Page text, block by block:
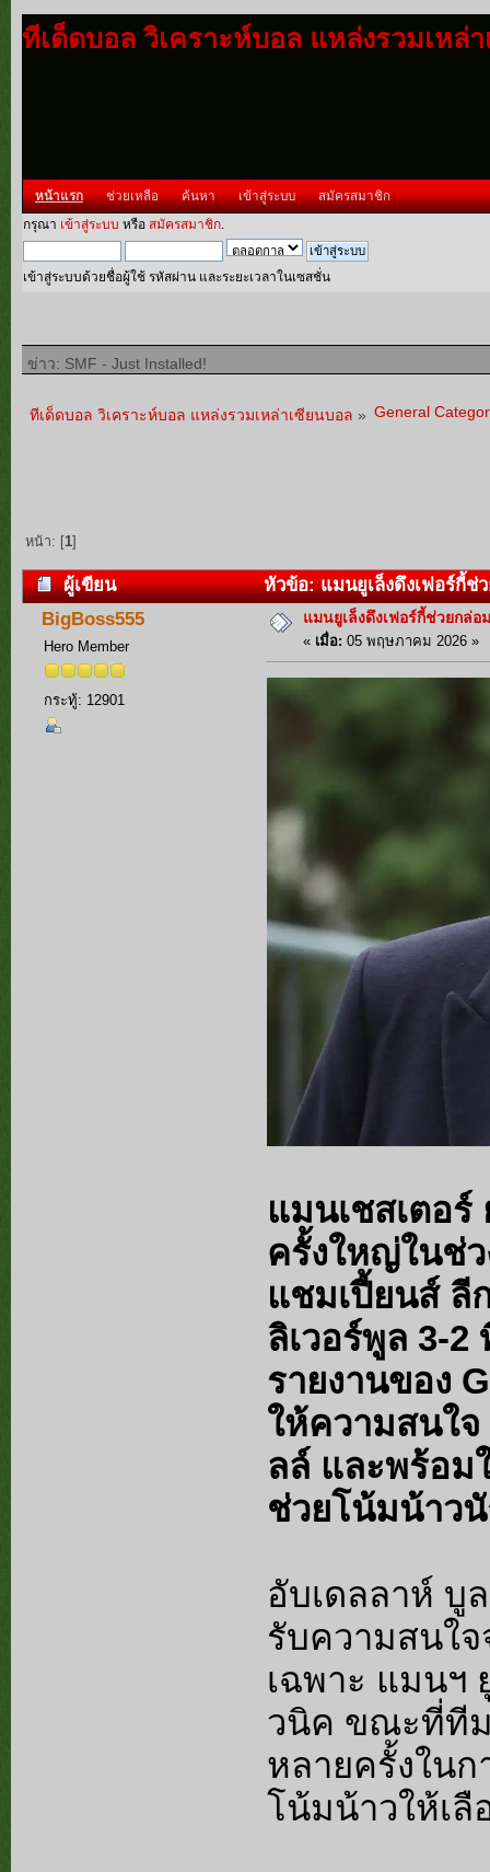
ทีเด็ดบอล วิเคราะห์บอล แหล่งรวมเหล่
หน้าแรก ช่วยเหลือ ค้นหา เข้าสู่ระบบ สมัครสมาชิก
กรุณา เข้าสู่ระบบ หรือ สมัครสมาชิก.
เข้าสู่ระบบด้วยชื่อผู้ใช้ รหัสผ่าน และระยะเวลาในเซสชั่น
ข่าว: SMF - Just Installed!
ทีเด็ดบอล วิเคราะห์บอล แหล่งรวมเหล่าเซียนบอล » General
หน้า: [ 1]
ผู้เขียน
หัวข้อ: แมนยูเล็งดึงเฟอร์กี้ช่
BigBoss555
Hero Member
กระทู้: 12901
แมนยูเล็งดึงเฟอร์กี้ช่วยกล่อ
« เมื่อ: 05 พฤษภาคม 2026 »
แมนเชสเตอร์
ครั้งใหญ่ในช่
แชมเปี้ยนส์ ลี
ลิเวอร์พูล 3-
รายงานของ
ให้ความสนใ
ลล์ และพร้อม
ช่วยโน้มน้าวนั
อับเดลลาห์ บู
รับความสนใ
เฉพาะ แมนฯ
วนิค ขณะที่ที
หลายครั้งใน
โน้มน้าวให้เ